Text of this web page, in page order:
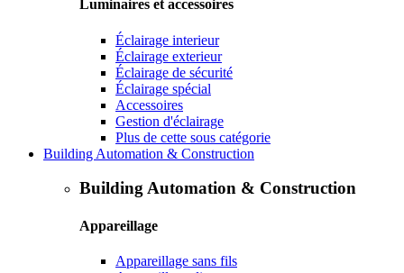
Luminaires et accessoires
Éclairage interieur
Éclairage exterieur
Éclairage de sécurité
Éclairage spécial
Accessoires
Gestion d'éclairage
Plus de cette sous catégorie
Building Automation & Construction
Building Automation & Construction
Appareillage
Appareillage sans fils